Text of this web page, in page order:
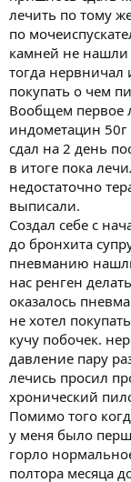
лечить по тому
по
камней не нашли
тогда нервничал
покупать о чем
Вообщем первое
индометацин
сдал на 2 день
в итоге пока
недостаточно
выписали.
Создал себе с
до бронхита
пневманию
нас ренген
оказалось
не хотел
кучу побочек.
давление пару
лечись просил
хронический
Помимо того
у меня было
горло
полтора месяца